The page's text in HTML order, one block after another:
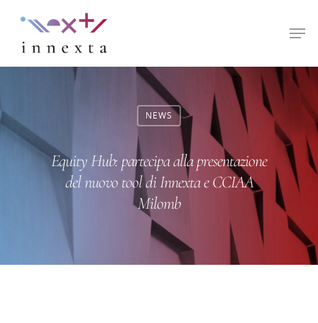
Hit enter to search or ESC to close
NEWS
Equity Hub: partecipa alla presentazione
del nuovo tool di Innexta e CCIAA
Milomb